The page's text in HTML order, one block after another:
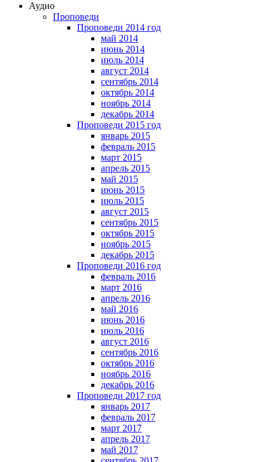
Аудио
Проповеди
Проповеди 2014 год
май 2014
июнь 2014
июль 2014
август 2014
сентябрь 2014
октябрь 2014
ноябрь 2014
декабрь 2014
Проповеди 2015 год
январь 2015
февраль 2015
март 2015
апрель 2015
май 2015
июнь 2015
июль 2015
август 2015
сентябрь 2015
октябрь 2015
ноябрь 2015
декабрь 2015
Проповеди 2016 год
февраль 2016
март 2016
апрель 2016
май 2016
июнь 2016
июль 2016
август 2016
сентябрь 2016
октябрь 2016
ноябрь 2016
декабрь 2016
Проповеди 2017 год
январь 2017
февраль 2017
март 2017
апрель 2017
май 2017